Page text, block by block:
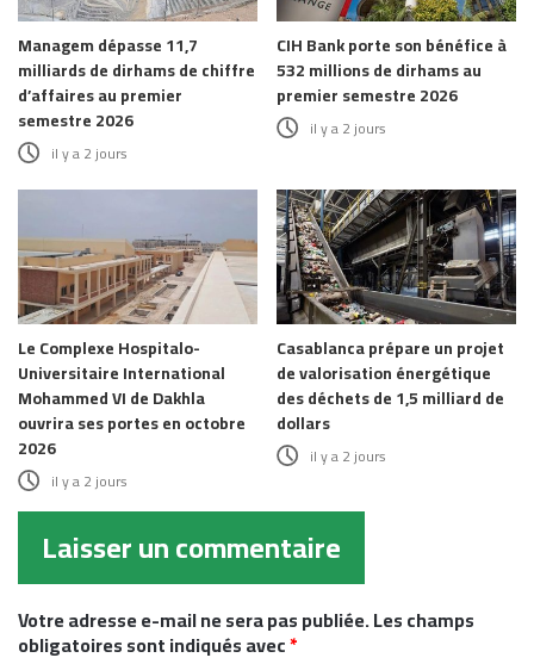
Managem dépasse 11,7
milliards de dirhams de chiffre
d’affaires au premier
semestre 2026
il y a 2 jours
CIH Bank porte son bénéfice à
532 millions de dirhams au
premier semestre 2026
il y a 2 jours
Le Complexe Hospitalo-
Universitaire International
Mohammed VI de Dakhla
ouvrira ses portes en octobre
2026
il y a 2 jours
Casablanca prépare un projet
de valorisation énergétique
des déchets de 1,5 milliard de
dollars
il y a 2 jours
Laisser un commentaire
Votre adresse e-mail ne sera pas publiée.Les champs
obligatoires sont indiqués avec*